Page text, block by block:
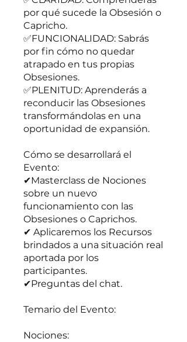
por qué sucede la Obsesión o
Capricho.
✅FUNCIONALIDAD: Sabrás
por fin cómo no quedar
atrapado en tus propias
Obsesiones.
✅PLENITUD: Aprenderás a
reconducir las Obsesiones
transformándolas en una
oportunidad de expansión.
Cómo se desarrollará el
Evento:
✔Masterclass de Nociones
sobre un nuevo
funcionamiento con las
Obsesiones o Caprichos.
✔ Aplicaremos los Recursos
brindados a una situación real
aportada por los
participantes.
✔Preguntas del chat.
Temario del Evento:
Nociones: